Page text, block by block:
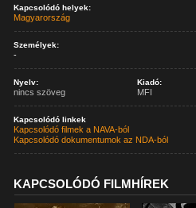
Kapcsolódó helyek:
Magyarország
Személyek:
-
Nyelv:
nincs szöveg
Kiadó:
MFI
Kapcsolódó linkek
Kapcsolódó filmek a NAVA-ból
Kapcsolódó dokumentumok az NDA-ból
KAPCSOLÓDÓ FILMHÍREK